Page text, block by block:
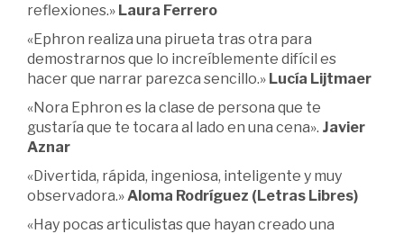
reflexiones.» Laura Ferrero
«Ephron realiza una pirueta tras otra para
demostrarnos que lo increíblemente difícil es
hacer que narrar parezca sencillo.» Lucía Lijtmaer
«Nora Ephron es la clase de persona que te
gustaría que te tocara al lado en una cena». Javier
Aznar
«Divertida, rápida, ingeniosa, inteligente y muy
observadora.»Aloma Rodríguez (Letras Libres)
«Hay pocas articulistas que hayan creado una